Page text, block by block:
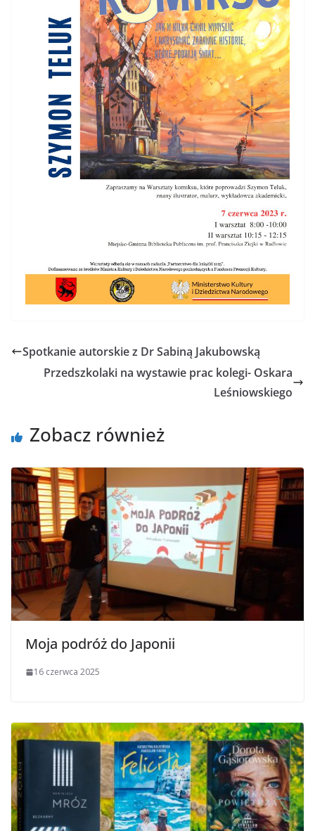
Spotkanie autorskie z Dr Sabiną Jakubowską
Przedszkolaki na wystawie prac kolegi- Oskara
Leśniowskiego
Zobacz również
Moja podróż do Japonii
16 czerwca 2025